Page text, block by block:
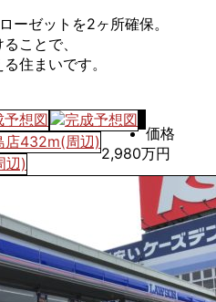
ーゼットを2ヶ所確保。
ことで、
住まいです。
価格
2,980万円